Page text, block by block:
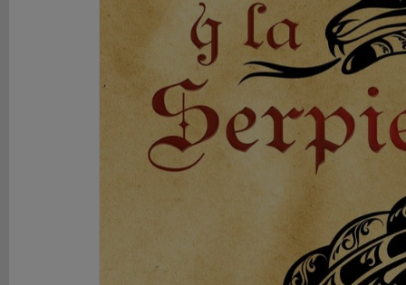
SEGUNDA
ACCESORIOS